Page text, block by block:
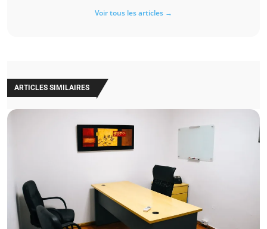
Voir tous les articles →
ARTICLES SIMILAIRES